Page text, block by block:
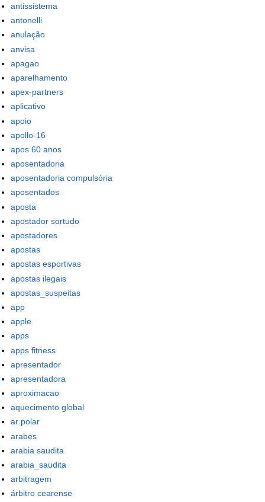
antissistema
antonelli
anulação
anvisa
apagao
aparelhamento
apex-partners
aplicativo
apoio
apollo-16
apos 60 anos
aposentadoria
aposentadoria compulsória
aposentados
aposta
apostador sortudo
apostadores
apostas
apostas esportivas
apostas ilegais
apostas_suspeitas
app
apple
apps
apps fitness
apresentador
apresentadora
aproximacao
aquecimento global
ar polar
arabes
arabia saudita
arabia_saudita
arbitragem
árbitro cearense